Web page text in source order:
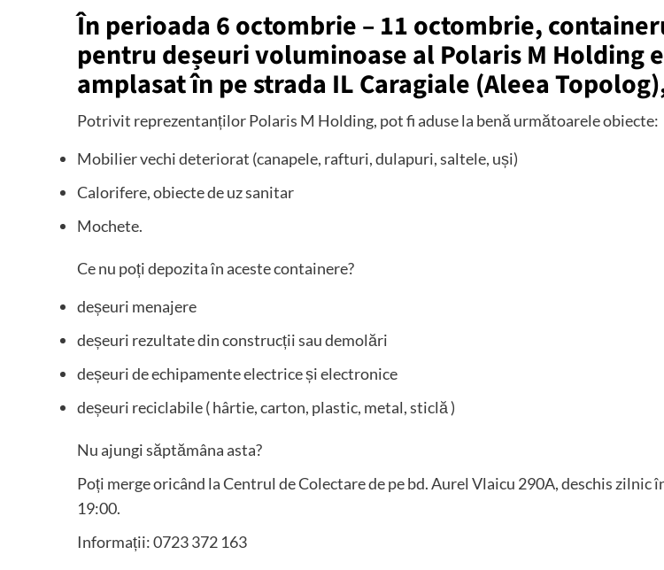
În perioada 6 octombrie – 11 octombrie,
pentru deșeuri voluminoase al Polaris M Holding
amplasat în pe strada IL Caragiale (Aleea
Potrivit reprezentanților Polaris M Holding, pot fi aduse la benă următoarele obiecte:
Mobilier vechi deteriorat (canapele, rafturi, dulapuri, saltele, uși)
Calorifere, obiecte de uz sanitar
Mochete.
Ce nu poți depozita în aceste containere?
deșeuri menajere
deșeuri rezultate din construcții sau demolări
deșeuri de echipamente electrice și electronice
deșeuri reciclabile ( hârtie, carton, plastic, metal, sticlă )
Nu ajungi săptămâna asta?
Poți merge oricând la Centrul de Colectare de pe bd. Aurel Vlaicu 290A, deschis zilnic
19:00.
Informații: 0723 372 163